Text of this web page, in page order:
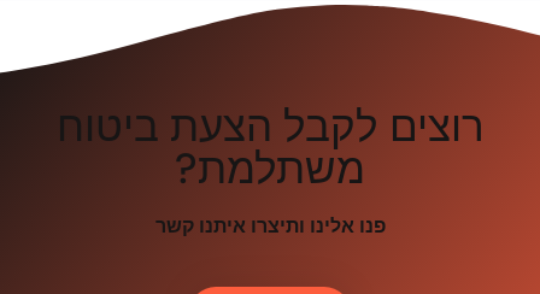
רוצים לקבל הצעת ביטוח
משתלמת?
פנו אלינו ותיצרו איתנו קשר